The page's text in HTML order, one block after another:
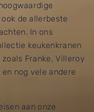
de allerbeste
In ons
keukenkranen
Franke, Villeroy
en nog vele andere
aan onze